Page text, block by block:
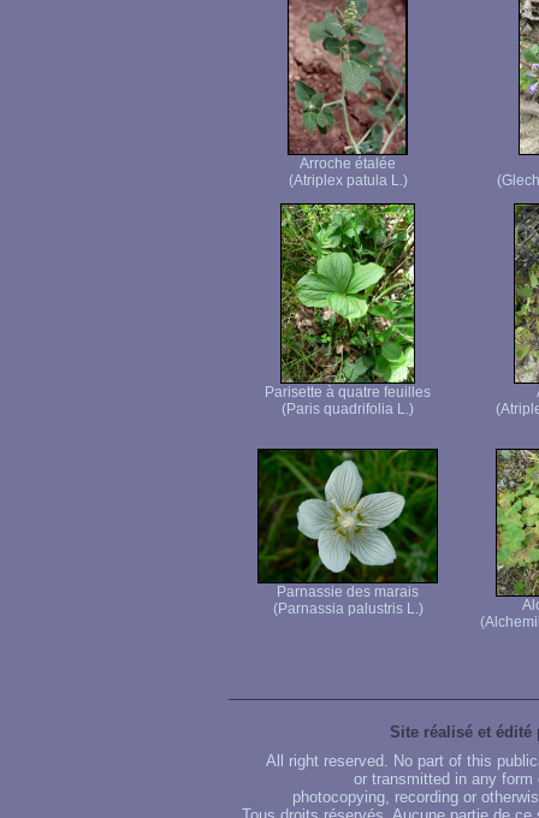
Arroche étalée
(Atriplex patula L.)
Parisette à quatre feuilles
(Paris quadrifolia L.)
Parnassie des marais
(Parnassia palustris L.)
Site réalisé et édité
All right reserved. No part of this
or transmitted in any
photocopying, recording or